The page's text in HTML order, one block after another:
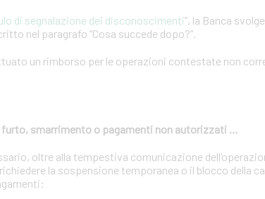
di segnalazione dei disconoscimenti”, la Banca
nel paragrafo “Cosa succede dopo?”.
un rimborso per le operazioni contestate non
furto, smarrimento o pagamenti non autorizzati …
oltre alla tempestiva comunicazione
la sospensione temporanea o il blocco della